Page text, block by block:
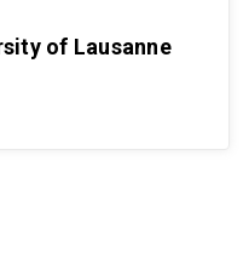
of Lausanne